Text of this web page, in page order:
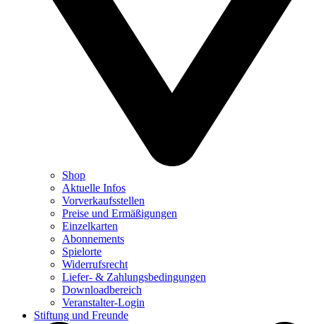
Shop
Aktuelle Infos
Vorverkaufsstellen
Preise und Ermäßigungen
Einzelkarten
Abonnements
Spielorte
Widerrufsrecht
Liefer- & Zahlungsbedingungen
Downloadbereich
Veranstalter-Login
Stiftung und Freunde